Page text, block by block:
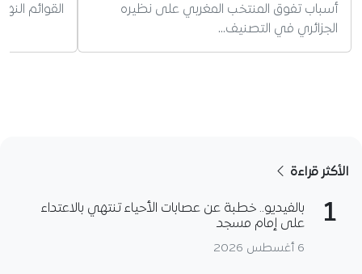
أسباب تفوق المنتخب المغربي على نظيره
الجزائري في التصنيف…
القوائم
الأكثر قراءة
1
بالفيديو.. خطبة عن عصابات الأحياء تنتهي بالاعتداء
على إمام مسجد
6 أغسطس 2026